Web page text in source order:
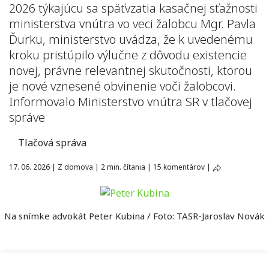
2026 týkajúcu sa späťvzatia kasačnej sťažnosti
ministerstva vnútra vo veci žalobcu Mgr. Pavla
Ďurku, ministerstvo uvádza, že k uvedenému
kroku pristúpilo výlučne z dôvodu existencie
novej, právne relevantnej skutočnosti, ktorou
je nové vznesené obvinenie voči žalobcovi.
Informovalo Ministerstvo vnútra SR v tlačovej
správe
Tlačová správa
17. 06. 2026 | Z domova | 2 min. čítania | 15 komentárov |
Na snímke advokát Peter Kubina / Foto: TASR-Jaroslav Novák